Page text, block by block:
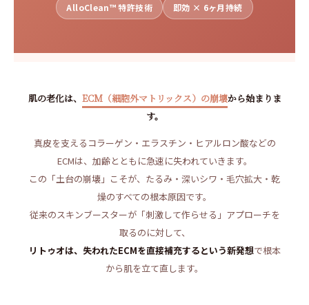
AlloClean™ 特許技術 即効 × 6ヶ月持続
肌の老化は、 ECM（細胞外マトリックス）の崩壊から始まりま
す。
真皮を支えるコラーゲン・エラスチン・ヒアルロン酸などの
ECMは、加齢とともに急速に失われていきます。
この「土台の崩壊」こそが、たるみ・深いシワ・毛穴拡大・乾
燥のすべての根本原因です。
従来のスキンブースターが「刺激して作らせる」アプローチを
取るのに対して、
リトゥオは、失われたECMを直接補充するという新発想で根本
から肌を立て直します。